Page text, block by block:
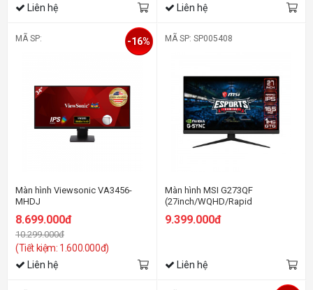
Liên hệ Liên hệ
MÃ SP:
Màn hình Viewsonic VA3456-
MHDJ
(34inch/WQHD/IPS/75hz/4ms/400nits/HDMI+DP/Loa)
8.699.000đ
10.299.000đ
(Tiết kiệm: 1.600.000đ)
-16%
Liên hệ
MÃ SP: SP005408
Màn hình MSI G273QF
(27inch/WQHD/Rapid
IPS/165Hz/1ms/300nits/HDMI+DP/
9.399.000đ
Liên hệ